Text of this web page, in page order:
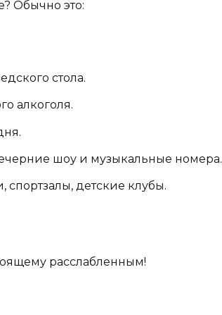
Обычно это:
стола.
алкоголя.
шоу и музыкальные номера.
спортзалы, детские клубы.
расслабленным!